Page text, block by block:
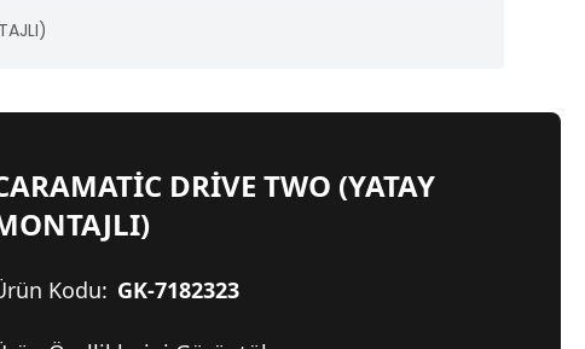
DRİVE TWO (YATAY
Kodu: GK-7182323